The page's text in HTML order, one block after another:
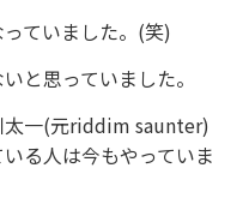
ていました。(笑)
と思っていました。
一(元riddim saunter)
る人は今もやっていま